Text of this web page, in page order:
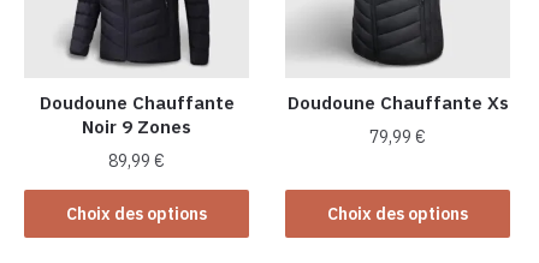
être
choisies
sur
la
page
produit
Doudoune Chauffante
Noir 9 Zones
89,99€
Choix des options
Ce
produit
Doudoune Chauffante Xs
79,99€
Choix des options
produit
a